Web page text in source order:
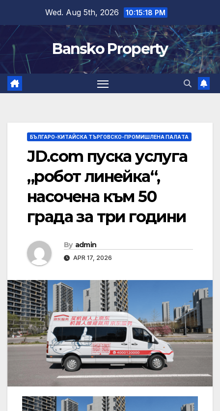
content
Wed. Aug 5th, 2026 10:15:19 PM
Bansko Property
БЪЛГАРО-КИТАЙСКА ТЪРГОВСКО-ПРОМИШЛЕНА ПАЛAТА
JD.com пуска услуга
„робот линейка“,
насочена към 50
града за три години
By admin
APR 17, 2026